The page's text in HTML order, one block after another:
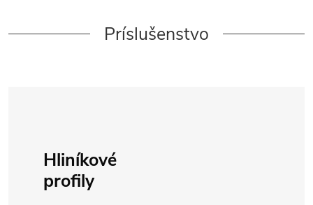
Príslušenstvo
Hliníkové
profily